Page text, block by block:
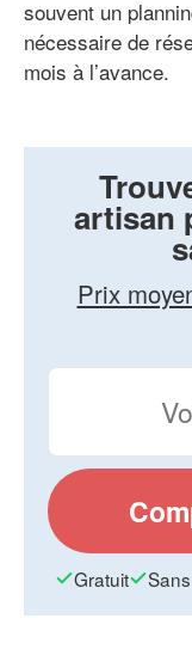
souvent un
nécessaire de
mois à l’avance.
artisan
Prix
Gratuit